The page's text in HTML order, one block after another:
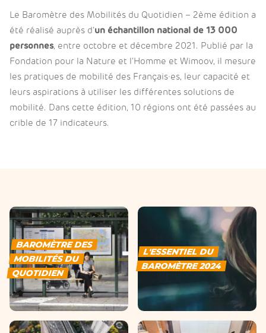
Le Baromètre des Mobilités du Quotidien – 2ème édition a
été réalisé auprès d’un échantillon national de 13 000
personnes, entre octobre et décembre 2021. Publié par la
Fondation pour la Nature et l’Homme et Wimoov, il mesure
les pratiques de mobilité des Français·es, leur capacité et
leurs aspirations à utiliser les différentes solutions de
mobilité. Dans cette édition, 10 régions ont été passées au
crible de 17 indicateurs.
BAROMÈTRE DES
MOBILITÉS DU
QUOTIDIEN
L'ESSENTIEL DU
BAROMÈTRE 2024